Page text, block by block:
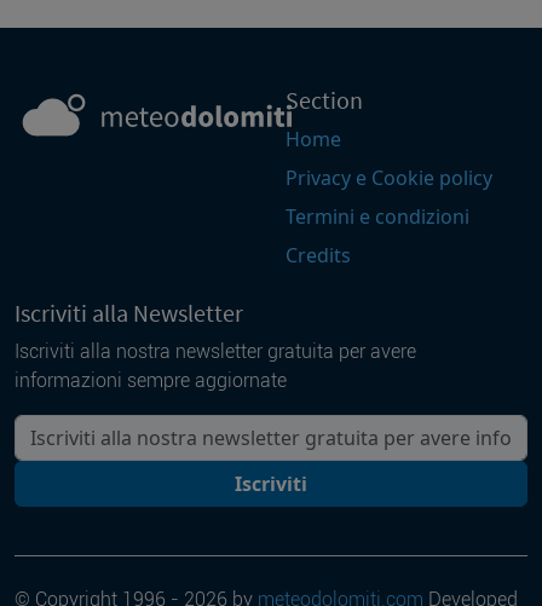
Section
Home
Privacy e Cookie policy
Termini e condizioni
Credits
Iscriviti alla Newsletter
Iscriviti alla nostra newsletter gratuita per avere
informazioni sempre aggiornate
La tua mail
Iscriviti
© Copyright 1996 - 2026 by meteodolomiti.com Developed